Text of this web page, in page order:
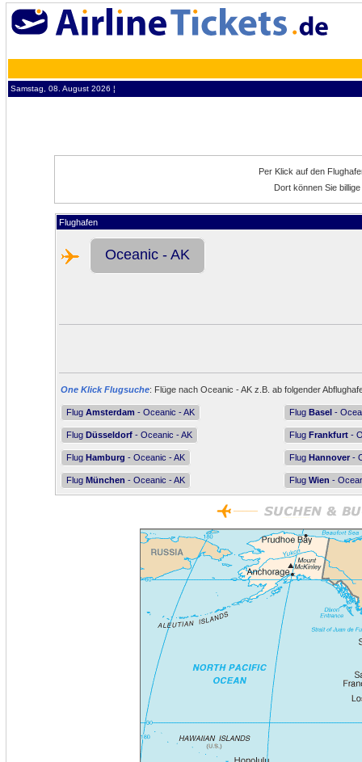
Samstag, 08. August 2026 ¦
Per Klick auf den
Dort können Sie
Flughafen
Oceanic - AK
One Klick Flugsuche: Flüge nach Oceanic - AK z.B. ab folgender
Flug Amsterdam - Oceanic - AK Flug Basel -
Flug Düsseldorf - Oceanic - AK Flug Frankfurt -
Flug Hamburg - Oceanic - AK Flug Hannover -
Flug München - Oceanic - AK Flug Wien -